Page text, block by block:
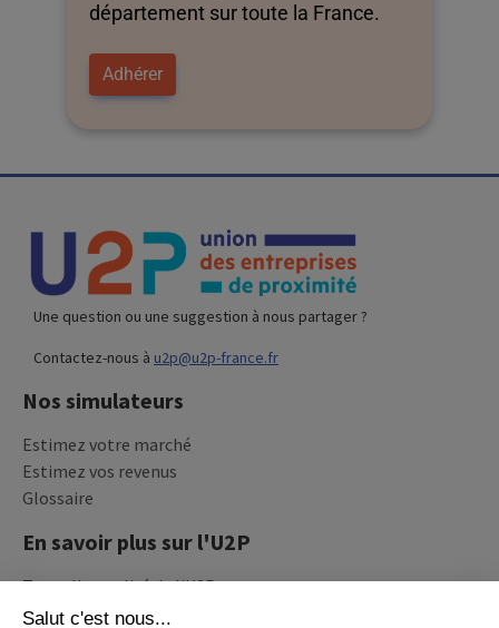
département sur toute la France.
Adhérer
Une question ou une suggestion à nous partager ?
Contactez-nous à u2p@u2p-france.fr
Nos simulateurs
Estimez votre marché
Estimez vos revenus
Glossaire
En savoir plus sur l'U2P
Toute l'actualité de l'U2P
Recevez la newsletter de l'U2P